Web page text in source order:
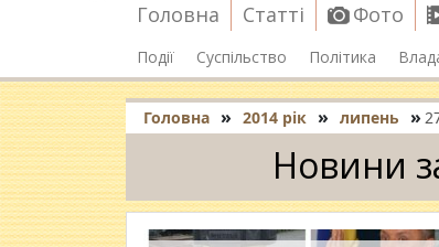
Головна Статті Фото
Події Суспільство Політика
Головна » 2014 рік » липень »
Новини